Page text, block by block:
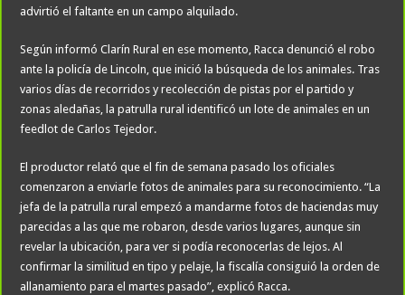
advirtió el faltante en un campo alquilado.
Según informó Clarín Rural en ese momento, Racca denunció el robo
ante la policía de Lincoln, que inició la búsqueda de los animales. Tras
varios días de recorridos y recolección de pistas por el partido y
zonas aledañas, la patrulla rural identificó un lote de animales en un
feedlot de Carlos Tejedor.
El productor relató que el fin de semana pasado los oficiales
comenzaron a enviarle fotos de animales para su reconocimiento. “La
jefa de la patrulla rural empezó a mandarme fotos de haciendas muy
parecidas a las que me robaron, desde varios lugares, aunque sin
revelar la ubicación, para ver si podía reconocerlas de lejos. Al
confirmar la similitud en tipo y pelaje, la fiscalía consiguió la orden de
allanamiento para el martes pasado”, explicó Racca.